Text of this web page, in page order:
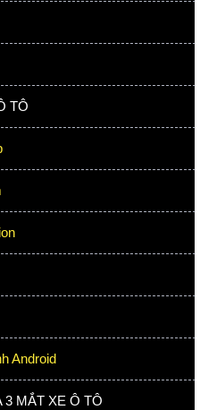
TÔ
Android
MẮT XE Ô TÔ